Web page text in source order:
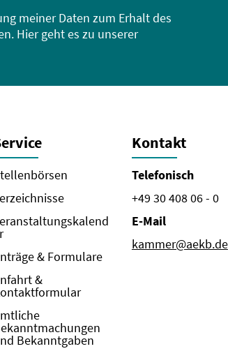
meiner Daten zum Erhalt des
Hier geht es zu unserer
& Formulare
&
Bekanntgaben
Kontakt
Telefonisch
+49 30 408 06 - 0
E-Mail
kammer@aekb.de